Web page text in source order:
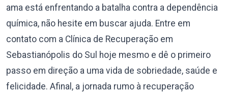
ama está enfrentando a batalha contra a dependência
química, não hesite em buscar ajuda. Entre em
contato com a Clínica de Recuperação em
Sebastianópolis do Sul hoje mesmo e dê o primeiro
passo em direção a uma vida de sobriedade, saúde e
felicidade. Afinal, a jornada rumo à recuperação